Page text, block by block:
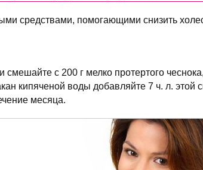
средствами, помогающими снизить
с 200 г мелко протертого
кипяченой воды добавляйте 7 ч. л. этой
месяца.